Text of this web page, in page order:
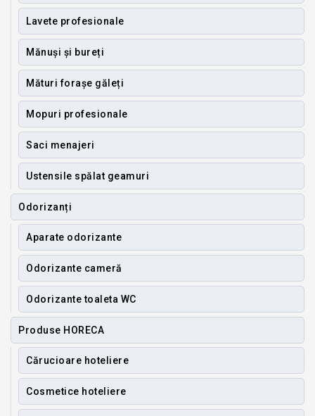
Lavete profesionale
Mănuși și bureți
Mături forașe găleți
Mopuri profesionale
Saci menajeri
Ustensile spălat geamuri
Odorizanți
Aparate odorizante
Odorizante cameră
Odorizante toaleta WC
Produse HORECA
Cărucioare hoteliere
Cosmetice hoteliere